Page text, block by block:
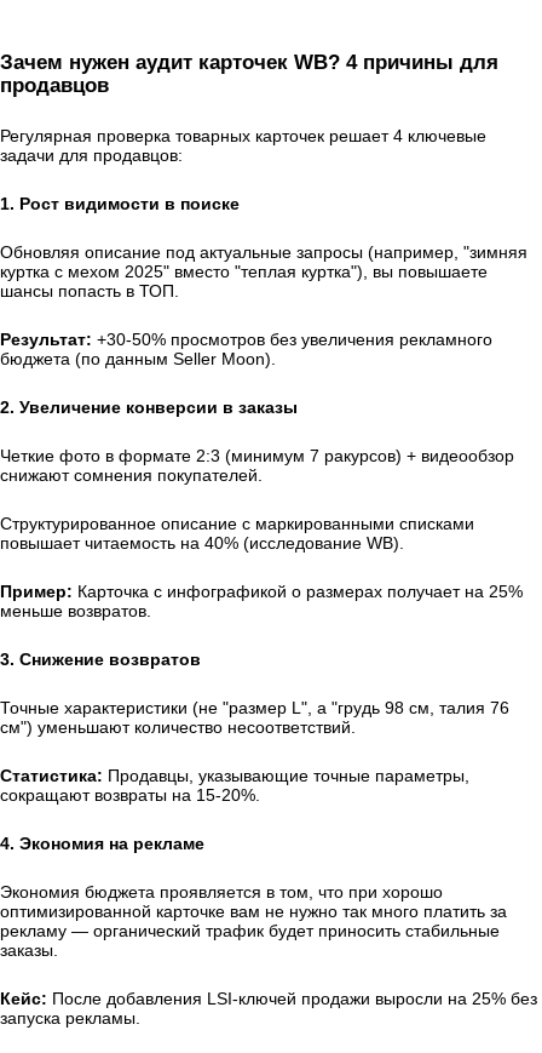
Зачем нужен аудит карточек WB? 4 причины для
продавцов
Регулярная проверка товарных карточек решает 4 ключевые
задачи для продавцов:
1. Рост видимости в поиске
Обновляя описание под актуальные запросы (например, "зимняя
куртка с мехом 2025" вместо "теплая куртка"), вы повышаете
шансы попасть в ТОП.
Результат: +30-50% просмотров без увеличения рекламного
бюджета (по данным Seller Moon).
2. Увеличение конверсии в заказы
Четкие фото в формате 2:3 (минимум 7 ракурсов) + видеообзор
снижают сомнения покупателей.
Структурированное описание с маркированными списками
повышает читаемость на 40% (исследование WB).
Пример: Карточка с инфографикой о размерах получает на 25%
меньше возвратов.
3. Снижение возвратов
Точные характеристики (не "размер L", а "грудь 98 см, талия 76
см") уменьшают количество несоответствий.
Статистика: Продавцы, указывающие точные параметры,
сокращают возвраты на 15-20%.
4. Экономия на рекламе
Экономия бюджета проявляется в том, что при хорошо
оптимизированной карточке вам не нужно так много платить за
рекламу — органический трафик будет приносить стабильные
заказы.
Кейс: После добавления LSI-ключей продажи выросли на 25% без
запуска рекламы.